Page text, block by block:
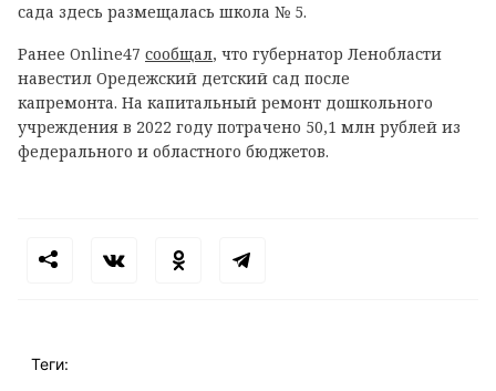
сада здесь размещалась школа № 5.
Ранее Online47 сообщал, что губернатор Ленобласти
навестил Оредежский детский сад после
капремонта. На капитальный ремонт дошкольного
учреждения в 2022 году потрачено 50,1 млн рублей из
федерального и областного бюджетов.
Теги: